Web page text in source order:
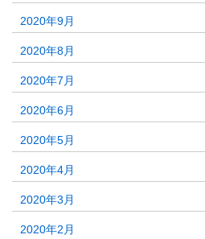
2020年9月
2020年8月
2020年7月
2020年6月
2020年5月
2020年4月
2020年3月
2020年2月